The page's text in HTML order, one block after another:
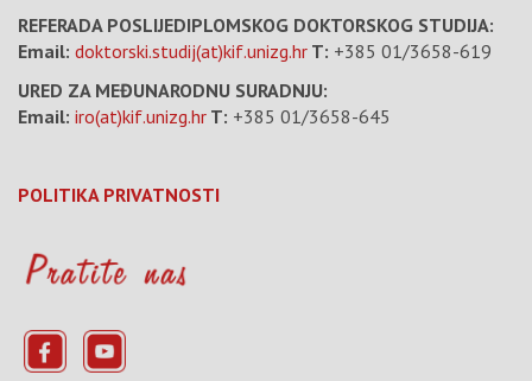
REFERADA POSLIJEDIPLOMSKOG DOKTORSKOG STUDIJA:
Email: doktorski.studij(at)kif.unizg.hr T: +385 01/3658-619
URED ZA MEĐUNARODNU SURADNJU:
Email: iro(at)kif.unizg.hr T: +385 01/3658-645
POLITIKA PRIVATNOSTI